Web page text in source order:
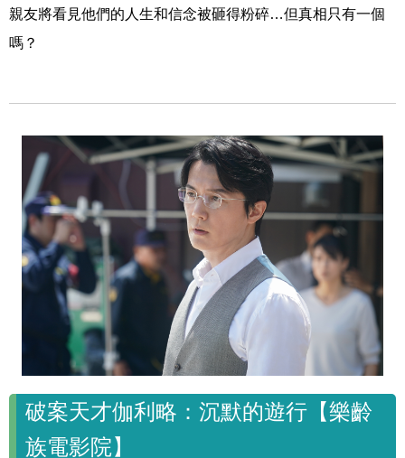
親友將看見他們的人生和信念被砸得粉碎…但真相只有一個
嗎？
破案天才伽利略：沉默的遊行【樂齡
族電影院】